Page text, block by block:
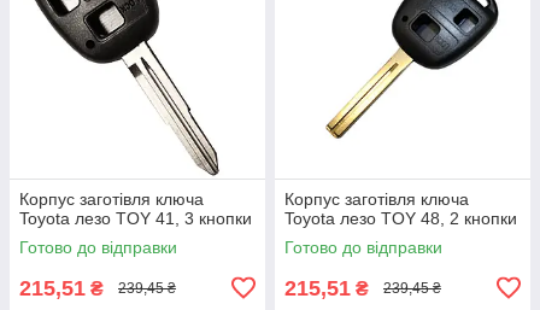
Корпус заготівля ключа
Toyota лезо TOY 41, 3 кнопки
Готово до відправки
215,51 ₴ 239,45 ₴
Корпус заготівля ключа
Toyota лезо TOY 48, 2 кнопки
Готово до відправки
215,51 ₴ 239,45 ₴